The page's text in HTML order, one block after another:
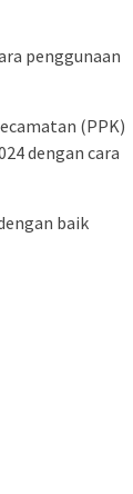
penggunaan
(PPK)
dengan cara
baik